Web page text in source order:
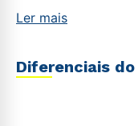
Ler mais
Diferenciais